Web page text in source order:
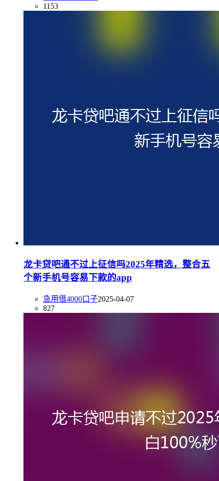
1153
龙卡贷吧通不过上征信吗2025年精选，整合五
个新手机号容易下款的app
急用借4000口子2025-04-07
827